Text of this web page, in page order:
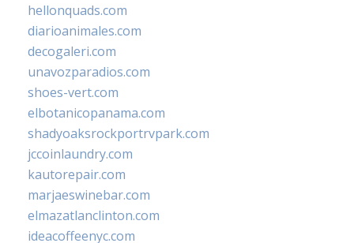
hellonquads.com
diarioanimales.com
decogaleri.com
unavozparadios.com
shoes-vert.com
elbotanicopanama.com
shadyoaksrockportrvpark.com
jccoinlaundry.com
kautorepair.com
marjaeswinebar.com
elmazatlanclinton.com
ideacoffeenyc.com